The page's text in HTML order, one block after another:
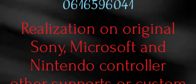
0616596041
Realization on original
Sony, Microsoft and
Nintendo controller